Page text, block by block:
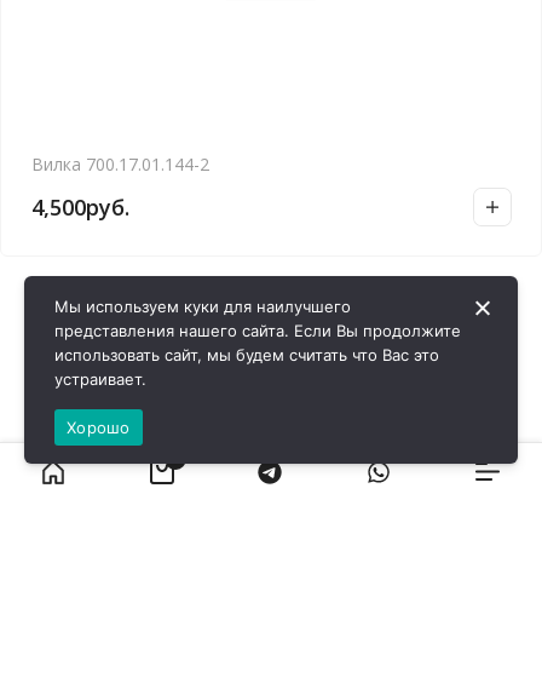
Вилка 700.17.01.144-2
4,500руб.
Мы используем куки для наилучшего
представления нашего сайта. Если Вы продолжите
использовать сайт, мы будем считать что Вас это
устраивает.
Хорошо